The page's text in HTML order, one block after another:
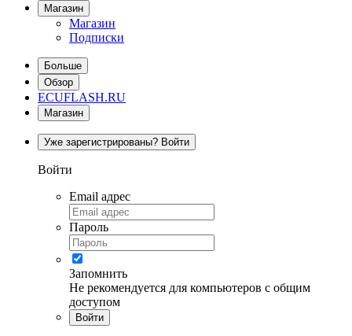
Магазин
Магазин
Подписки
Больше
Обзор
ECUFLASH.RU
Магазин
Уже зарегистрированы? Войти
Войти
Email адрес
Пароль
Запомнить
Не рекомендуется для компьютеров с общим
доступом
Войти